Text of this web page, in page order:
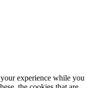
experience while you